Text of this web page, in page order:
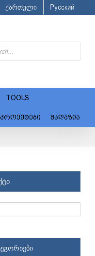
ქართული Русский
TOOLS
პროექტები მაღაზია